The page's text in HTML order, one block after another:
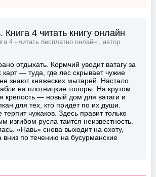
Книга 4 читать книгу онлайн
4 - читать бесплатно онлайн , автор
отдыхать. Кормчий уводит ватагу за
карт — туда, где лес скрывает чужие
знают княжеских мытарей. Настало
на плотницкие топоры. На крутом
крепость — новый дом для ватаги и
для тех, кто придет по их души.
чужаков. Здесь правит только
изгибом русла таится неизвестность.
«Навь» снова выходит на охоту,
вниз по течению на бусурманские